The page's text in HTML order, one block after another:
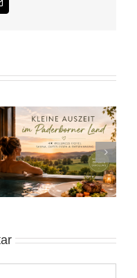
Alicante November
2025: Sonnige Auszeit